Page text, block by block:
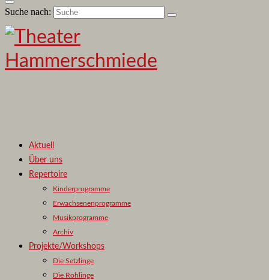
Suche nach:
Aktuell
Über uns
Repertoire
Kinderprogramme
Erwachsenenprogramme
Musikprogramme
Archiv
Projekte/Workshops
Die Setzlinge
Die Rohlinge